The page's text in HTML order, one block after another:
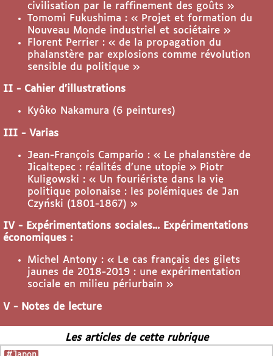
civilisation par le raffinement des goûts »
Tomomi Fukushima : « Projet et formation du
Nouveau Monde industriel et sociétaire »
Florent Perrier : « de la propagation du
phalanstère par explosions comme révolution
sensible du politique »
II - Cahier d’illustrations
Kyôko Nakamura (6 peintures)
III - Varias
Jean-François Campario : « Le phalanstère de
Jicaltepec : réalités d’une utopie » Piotr
Kuligowski : « Un fouriériste dans la vie
politique polonaise : les polémiques de Jan
Czyński (1801-1867) »
IV - Expérimentations sociales... Expérimentations
économiques :
Michel Antony : « Le cas français des gilets
jaunes de 2018-2019 : une expérimentation
sociale en milieu périurbain »
V - Notes de lecture
Les articles de cette rubrique